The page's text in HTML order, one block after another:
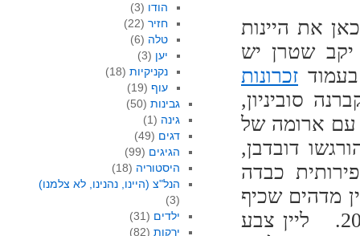
כאן את היינות
יקב שטרן יש
זכרונות
ממסך של קברנה סוביניון,
עם ארומה של
דובדבן,
כבדה
מדהים שכיף
לשתות אותו. היין השני הוא הקברנה פרנק 2013. ליין צבע
הודו (3)
חזיר (22)
טלה (6)
יען (3)
נקניקיות (18)
עוף (19)
גבינות(50)
גינה (1)
דגים (49)
הגיגים (99)
היסטוריה (18)
הנל"צ (היינו, נהנינו, לא צלמנו)
(3)
ילדים (31)
ירקות(82)